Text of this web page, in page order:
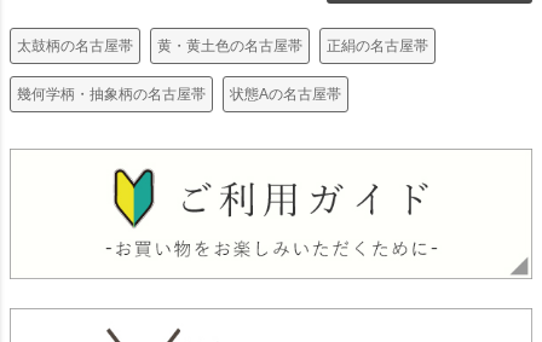
太鼓柄の名古屋帯 黄・黄土色の名古屋帯 正絹の名古屋帯
幾何学柄・抽象柄の名古屋帯 状態Aの名古屋帯